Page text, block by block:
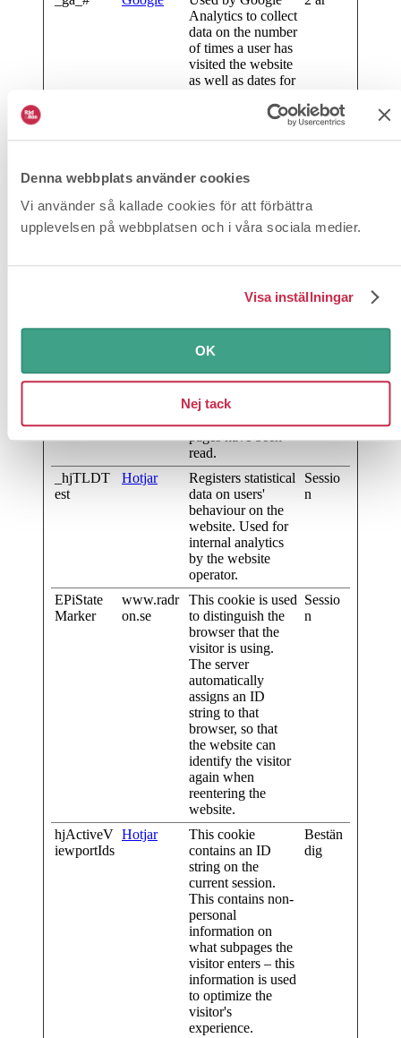
Denna webbplats använder cookies
Vi använder så kallade cookies för att förbättra
upplevelsen på webbplatsen och i våra sociala medier.
Visa inställningar
OK
Nej tack
Analytics to collect
data on the number
of times a user has
visited the website
as well as dates for
_hjSessio
Hotjar
Collects statistics
visits to the
website, such as
the number of
visits, average time
spent on the
pages have been
1 dag
website, such as
the number of
visits, average time
spent on the
pages have been
read.
_hjTLDT
est
Hotjar
Registers statistical
data on users'
behaviour on the
website. Used for
internal analytics
by the website
operator.
Sessio
n
EPiState
Marker
www.radr
on.se
This cookie is used
to distinguish the
browser that the
visitor is using.
The server
automatically
assigns an ID
string to that
browser, so that
the website can
identify the visitor
again when
reentering the
website.
Sessio
n
hjActiveV
iewportIds
Hotjar
This cookie
contains an ID
string on the
current session.
This contains non-
personal
information on
what subpages the
visitor enters – this
information is used
to optimize the
visitor's
experience.
Bestän
dig